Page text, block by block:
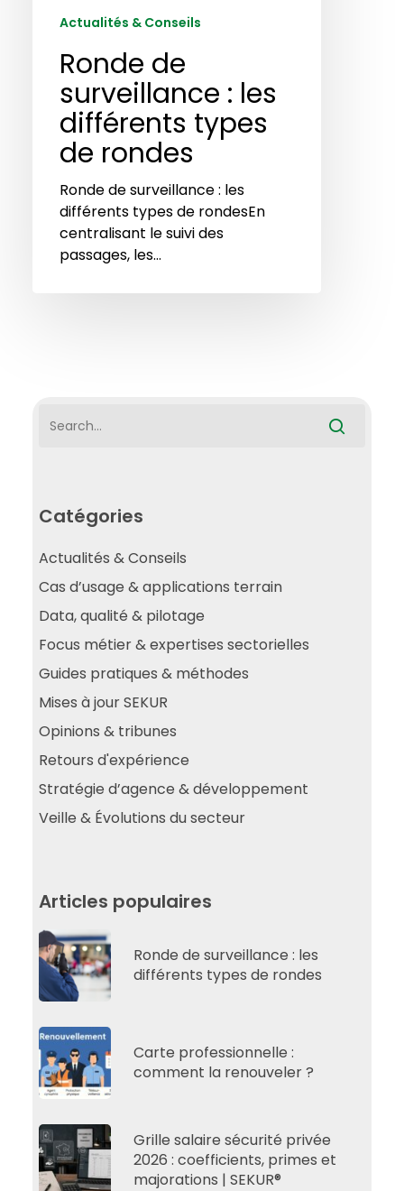
rondesActualités & Conseils
Ronde de
surveillance : les
différents types
de rondes
Ronde de surveillance : les
différents types de rondesEn
centralisant le suivi des
passages, les…
Catégories
Actualités & Conseils
Cas d’usage & applications terrain
Data, qualité & pilotage
Focus métier & expertises sectorielles
Guides pratiques & méthodes
Mises à jour SEKUR
Opinions & tribunes
Retours d'expérience
Stratégie d’agence & développement
Veille & Évolutions du secteur
Articles populaires
Ronde de surveillance : les
différents types de rondes
Carte professionnelle :
comment la renouveler ?
Grille salaire sécurité privée
2026 : coefficients, primes et
majorations | SEKUR®